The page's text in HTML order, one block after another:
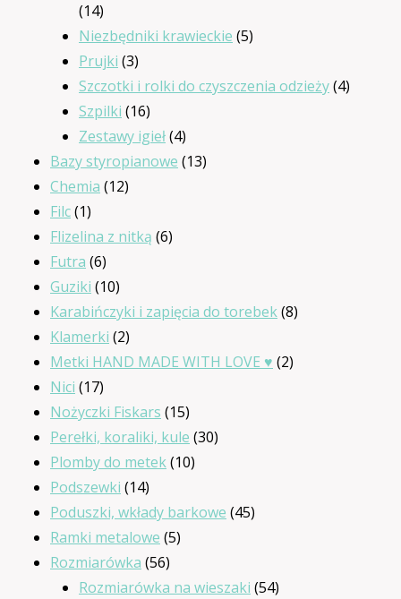
1414
produktów
Niezbędniki krawieckie 55
Prujki 33
produkty
Szczotki i rolki do czyszczenia odzieży 44
Szpilki 1616
produktów
Zestawy igieł 44
produkty
Bazy styropianowe 1313
Chemia 1212
Filc 11
produkt
Flizelina z nitką 66
Futra 66
produktów
Guziki 1010
produktów
Karabińczyki i zapięcia do torebek 88
Klamerki 22
produkty
Metki HAND MADE WITH LOVE ♥ 22
Nici 1717
produktów
Nożyczki Fiskars 1515
produktów
Perełki, koraliki, kule 3030
Plomby do metek 1010
Podszewki 1414
produktów
Poduszki, wkłady barkowe 4545
Ramki metalowe 55
Rozmiarówka 5656
produktów
Rozmiarówka na wieszaki 5454